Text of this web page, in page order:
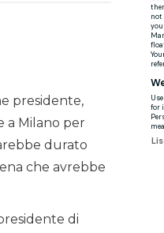
presidente,
a Milano per
durato
che avrebbe
di